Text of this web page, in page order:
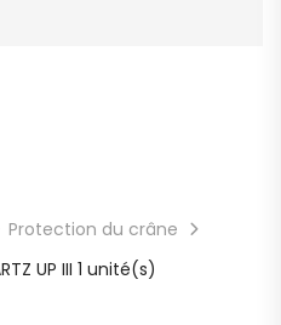
Protection du crâne
UP III 1 unité(s)